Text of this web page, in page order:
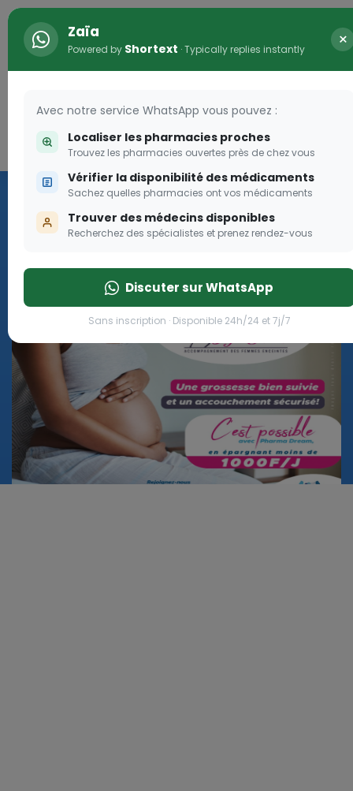
Connexion
Programme OLGA-ESTHER
Rejoignez le programme Olga Esther pour les femmes
enceintes
Rejoignez le programme Olga Esther pour les
Zaïa
Powered by Shortext · Typically replies instantly ×
Avec notre service WhatsApp vous pouvez :
Localiser les pharmacies proches
Trouvez les pharmacies ouvertes près de chez vous
Vérifier la disponibilité des médicaments
Sachez quelles pharmacies ont vos médicaments
Trouver des médecins disponibles
Recherchez des spécialistes et prenez rendez-vous
Discuter sur WhatsApp
Sans inscription · Disponible 24h/24 et 7j/7